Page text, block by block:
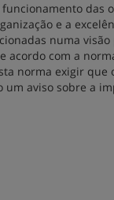
das
e a
numa visão
com a
norma exigir que
aviso sobre a